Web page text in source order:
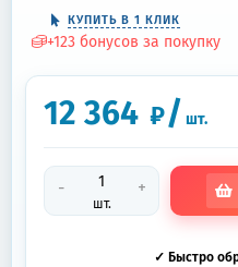
КУПИТЬ В 1 КЛИК
+123 бонусов за покупку
12 364 ₽/ шт.
-
шт.
+
✓ Быстро